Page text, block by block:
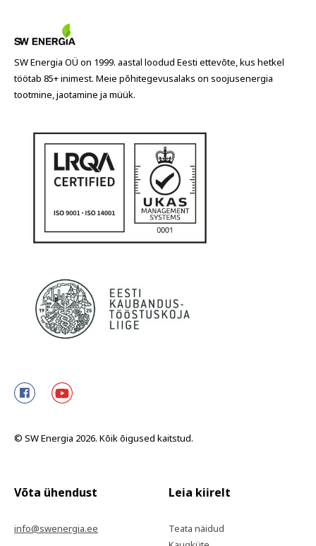
SW Energia OÜ on 1999. aastal loodud Eesti ettevõte, kus hetkel
töötab 85+ inimest. Meie põhitegevusalaks on soojusenergia
tootmine, jaotamine ja müük.
© SW Energia 2026. Kõik õigused kaitstud.
Võta ühendust
info@swenergia.ee
Leia kiirelt
Teata näidud